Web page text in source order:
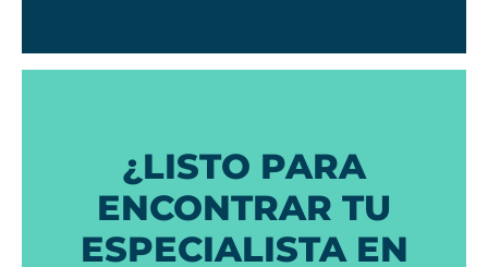
¿LISTO PARA
ENCONTRAR TU
ESPECIALISTA EN